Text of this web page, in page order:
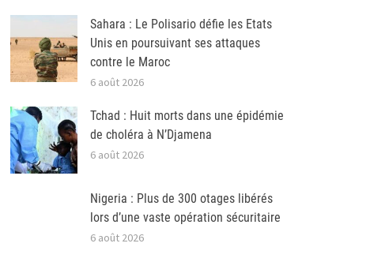
Sahara : Le Polisario défie les Etats
Unis en poursuivant ses attaques
contre le Maroc
6 août 2026
Tchad : Huit morts dans une épidémie
de choléra à N’Djamena
6 août 2026
Nigeria : Plus de 300 otages libérés
lors d’une vaste opération sécuritaire
6 août 2026